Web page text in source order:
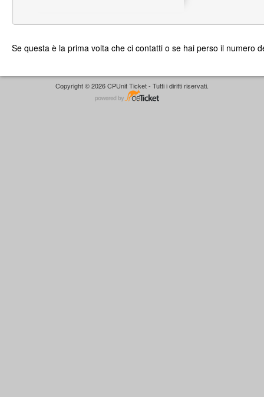
Se questa è la prima volta che ci contatti o se hai perso il numero
Copyright © 2026 CPUnit Ticket - Tutti i diritti riservati.